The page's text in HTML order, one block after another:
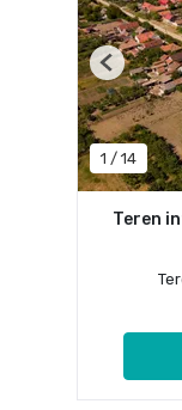
1 / 14
Previous
Teren